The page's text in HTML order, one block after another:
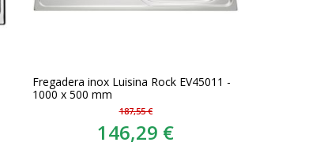
Fregadera inox Luisina Rock EV45011 -
1000 x 500 mm
187,55 €
146,29 €